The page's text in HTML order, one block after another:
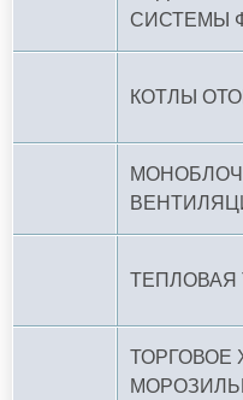
СИСТЕМЫ
КОТЛЫ
ТЕПЛОВАЯ
ТОРГОВОЕ